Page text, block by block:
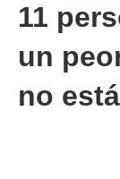
11
un
no